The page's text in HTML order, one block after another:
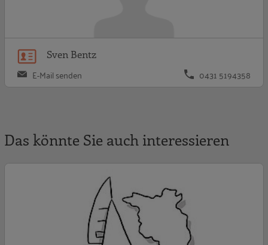
Sven Bentz
E-Mail senden 0431 5194358
Das könnte Sie auch interessieren